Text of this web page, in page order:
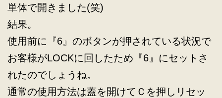
単体で開きました(笑)
結果。
使用前に『6』のボタンが押されている状況で
お客様がLOCKに回したため『6』にセットさ
れたのでしょうね。
通常の使用方法は蓋を開けてＣを押しリセッ